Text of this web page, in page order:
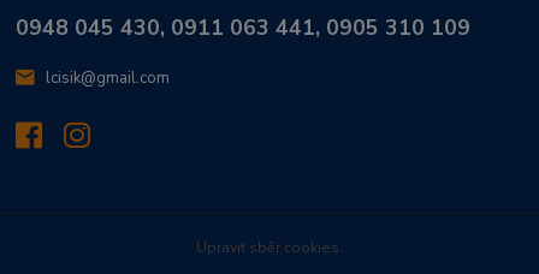
0948 045 430, 0911 063 441, 0905 310 109
lcisik@gmail.com
Upravit sběr cookies.